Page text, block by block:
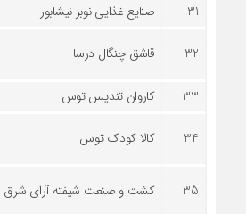
31
صنایع غذایی نوبر نیشابور
32 قاشق چنگال درسا
33
کاروان تندیس توس
34 کالا کودک توس
35 کشت و صنعت شیفته آرای شرق